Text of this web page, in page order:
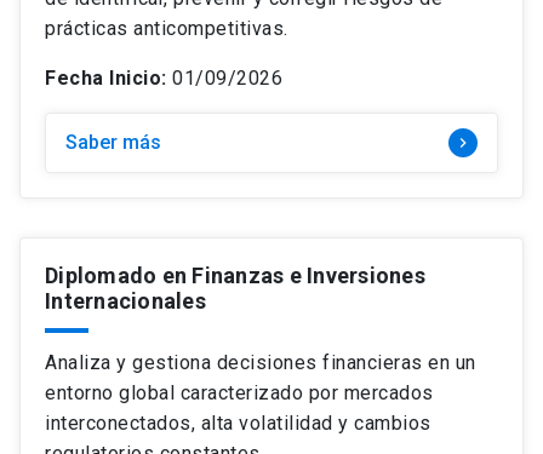
prácticas anticompetitivas.
Fecha Inicio: 01/09/2026
Saber más keyboard_arrow_right
Diplomado en Finanzas e Inversiones
Internacionales
Analiza y gestiona decisiones financieras en un
entorno global caracterizado por mercados
interconectados, alta volatilidad y cambios